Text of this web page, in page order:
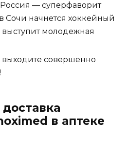
— суперфаворит
Сочи начнется хоккейный
молодежная
выходите совершенно
в аптеке